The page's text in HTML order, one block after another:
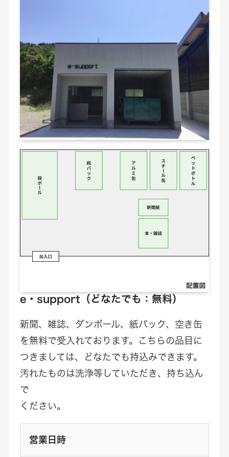
e・support（どなたでも：無料）
新聞、雑誌、ダンボール、紙パック、空き缶
を無料で受入れております。こちらの品目に
つきましては、どなたでも持込みできます。
汚れたものは洗浄等していただき、持ち込ん
で
ください。
営業日時